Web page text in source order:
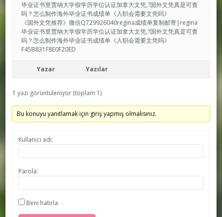
毕业证书里贾纳大学假学历学位认证加拿大文凭,?国外文凭真是可查
吗？怎么制作海外毕业证书成绩单《入职会需要文凭吗》
《国外文凭推荐》微信Q729926040regina成绩单复制邮寄|regina
毕业证书里贾纳大学假学历学位认证加拿大文凭,?国外文凭真是可查
吗？怎么制作海外毕业证书成绩单《入职会需要文凭吗》
F45B831F8E0F20ED
Yazar Yazılar
1 yazı görüntüleniyor (toplam 1)
Bu konuyu yanıtlamak için giriş yapmış olmalısınız.
Kullanıcı adı:
Parola:
Beni hatırla